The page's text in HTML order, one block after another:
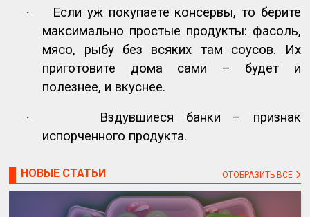
·
Если уж покупаете консервы, то берите
максимально простые продукты: фасоль,
мясо, рыбу без всяких там соусов. Их
приготовите дома сами – будет и
полезнее, и вкуснее.
·
Вздувшиеся банки – признак
испорченного продукта.
НОВЫЕ СТАТЬИ ОТОБРАЗИТЬ ВСЕ